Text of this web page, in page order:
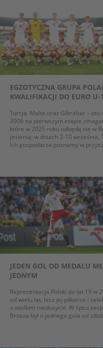
EGZOTYCZNA GRUPA
KWALIFIKACJI DO EURO U-
Turcja, Malta oraz Gibraltar –
2006 na pierwszym etapie
które w 2025 roku odbędą się w
jesienią: w dniach 2-10
Ich gospodarza poznamy w
JEDEN GOL OD MEDALU
JEDNYM
Reprezentacja Polski do lat 19 w
od wielu lat, lecz jej piłkarze i
o wielkim niedosycie. W lipcu
Brosza był o jednego gola od